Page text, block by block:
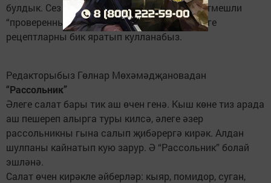
булдык. Сез дә эшләп карагыз. Урыслар әйтмешли
“проверенный” рецептлар. Чөнки үзебез әлеге
рецептларны бик яратып кулланабыз.
Редакторыбыз Гөлнар Мөхәмәдҗановадан
“Рассольник”
Әлеге салат бары тик аш өчен генә. Кыш көне тиз арада
аш пешереп алырга туры килсә, әлеге әзер
рассольникны гына салып җибәрергә кирәк. Алдан
шулпаны кайнатып кую зарур. Ә “Рассольник” болай
эшләнә.
Салат өчен кирәкле әйберләр: кыяр, помидор, суган,